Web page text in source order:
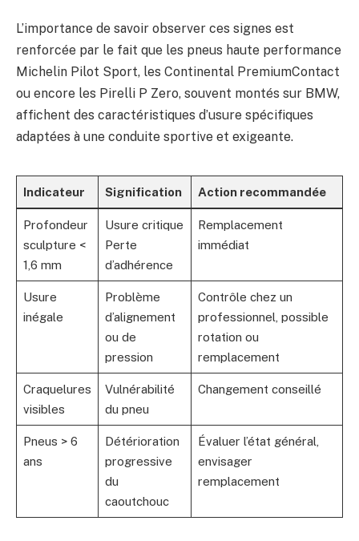
L’importance de savoir observer ces signes est
renforcée par le fait que les pneus haute performance
Michelin Pilot Sport, les Continental PremiumContact
ou encore les Pirelli P Zero, souvent montés sur BMW,
affichent des caractéristiques d’usure spécifiques
adaptées à une conduite sportive et exigeante.
Indicateur Signification Action recommandée
Profondeur
sculpture <
1,6 mm
Usure critique
Perte
d’adhérence
Remplacement
immédiat
Usure
inégale
Problème
d’alignement
ou de
pression
Contrôle chez un
professionnel, possible
rotation ou
remplacement
Craquelures
visibles
Vulnérabilité
du pneu
Changement conseillé
Pneus > 6
ans
Détérioration
progressive
du
caoutchouc
Évaluer l’état général,
envisager
remplacement